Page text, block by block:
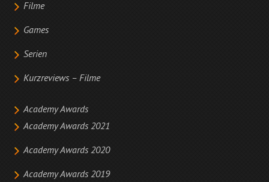
Filme
Games
Serien
Kurzreviews – Filme
Academy Awards
Academy Awards 2021
Academy Awards 2020
Academy Awards 2019